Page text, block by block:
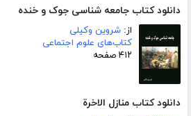
دانلود کتاب جامعه شناسی جوک و خنده
از: شروین وکیلی
کتاب‌های علوم اجتماعی
۴۱۲ صفحه
دانلود کتاب منازل الاخرة